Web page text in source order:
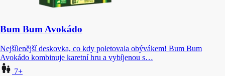
Bum Bum Avokádo
Nejšílenější deskovka, co kdy poletovala obývákem! Bum Bum
Avokádo kombinuje karetní hru a vybíjenou s…
7+